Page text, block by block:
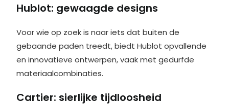
Hublot: gewaagde designs
Voor wie op zoek is naar iets dat buiten de
gebaande paden treedt, biedt Hublot opvallende
en innovatieve ontwerpen, vaak met gedurfde
materiaalcombinaties.
Cartier: sierlijke tijdloosheid